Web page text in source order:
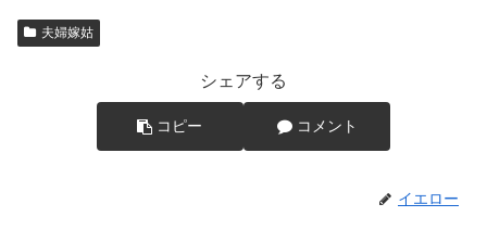
夫婦嫁姑
シェアする
コピー コメント
イエロー